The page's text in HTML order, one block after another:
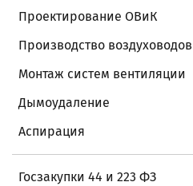
Проектирование ОВиК
Производство воздуховодов
Монтаж систем вентиляции
Дымоудаление
Аспирация
Госзакупки 44 и 223 ФЗ